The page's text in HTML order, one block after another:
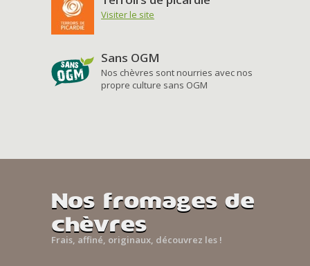
Visiter le site
Sans OGM
Nos chèvres sont nourries avec nos
propre culture sans OGM
Nos fromages de
chèvres
Frais, affiné, originaux, découvrez les !